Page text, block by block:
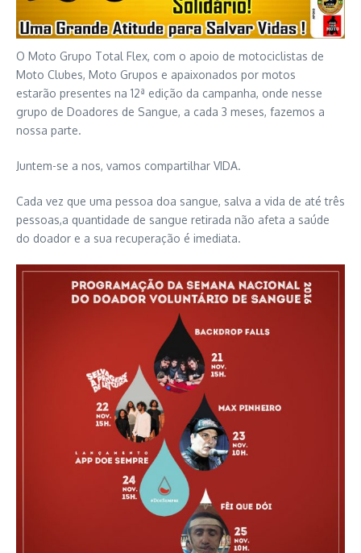
O Moto Grupo Total Flex, com o apoio de motociclistas de
Moto Clubes, Moto Grupos e apaixonados por motos
estarão presentes na 12ª edição da campanha, onde nesse
grupo de Doadores de Sangue, a cada 3 meses, fazemos a
nossa parte.
Juntem-se a nos, vamos compartilhar VIDA.
Cada vez que uma pessoa doa sangue, salva a vida de até três
pessoas,a quantidade de sangue retirada não afeta a saúde
do doador e a sua recuperação é imediata.